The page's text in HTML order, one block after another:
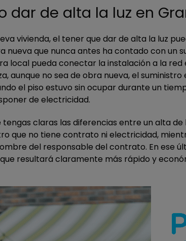
dar de alta la luz en
vivienda, el tener que dar de alta la luz
nueva que nunca antes ha contado con un
local pueda conectar la instalación a la
aunque no sea de obra nueva, el
el piso estuvo sin ocupar durante un
de electricidad.
claras las diferencias entre un alta
que no tiene contrato ni electricidad,
del responsable del contrato. En ese
resultará claramente más rápido y